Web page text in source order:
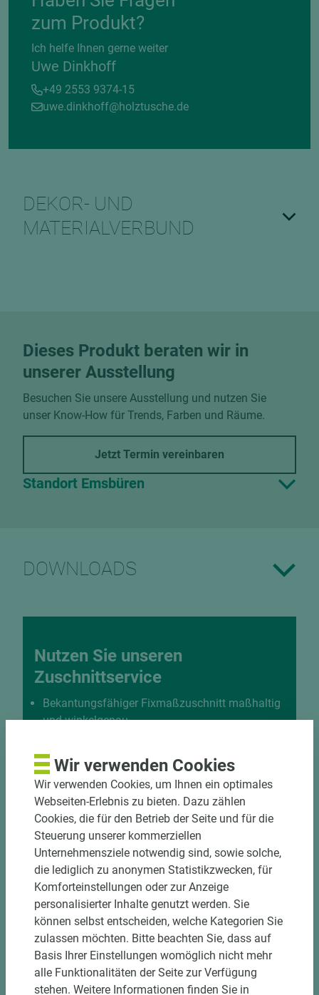
zum Produkt?
Ich helfe Ihnen gerne weiter
Uwe Dinkhoff
+49 2553 9374-15
uwe.dinkhoff@holztusche.de
DEKOR- UND
MATERIALVERBUND
Dieses Produkt beraten wir in
unserer Ausstellung
Besuchen Sie unsere Ausstellung und nutzen Sie
unser Know-How für Trends, Farben und Räume.
Jetzt Termin vereinbaren
Standort Emsbüren
DOWNLOADS
Nutzen Sie unseren
Zuschnittservice
Bekantungsfähiger Fixmaßzuschnitt maßhaltig
und winkelgenau
halbautomatische Beschickung
Einzelteiletikettierung auf Wunsch möglich
Materialschonende und kundengerechte
Verpackung der Fixmaße
Jetzt Zuschnitt anfragen
Wir verwenden Cookies
Wir verwenden Cookies, um Ihnen ein optimales
Webseiten-Erlebnis zu bieten. Dazu zählen
Cookies, die für den Betrieb der Seite und für die
Steuerung unserer kommerziellen
Unternehmensziele notwendig sind, sowie solche,
die lediglich zu anonymen Statistikzwecken, für
Komforteinstellungen oder zur Anzeige
personalisierter Inhalte genutzt werden. Sie
können selbst entscheiden, welche Kategorien Sie
zulassen möchten. Bitte beachten Sie, dass auf
Basis Ihrer Einstellungen womöglich nicht mehr
alle Funktionalitäten der Seite zur Verfügung
stehen. Weitere Informationen finden Sie in